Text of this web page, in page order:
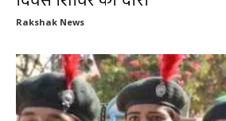
Rakshak News